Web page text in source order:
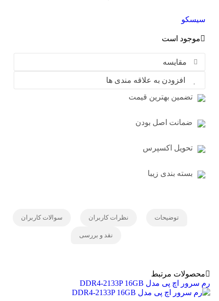
سیسکو
موجود است
مقایسه
افزودن به علاقه مندی ها
تضمین بهترین قیمت
ضمانت اصل بودن
تحویل اکسپرس
بسته بندی زیبا
توضیحات نظرات کاربران سوالات کاربران
نقد و بررسی
محصولات مرتبط
رم سرور اچ پی مدل DDR4-2133P 16GB